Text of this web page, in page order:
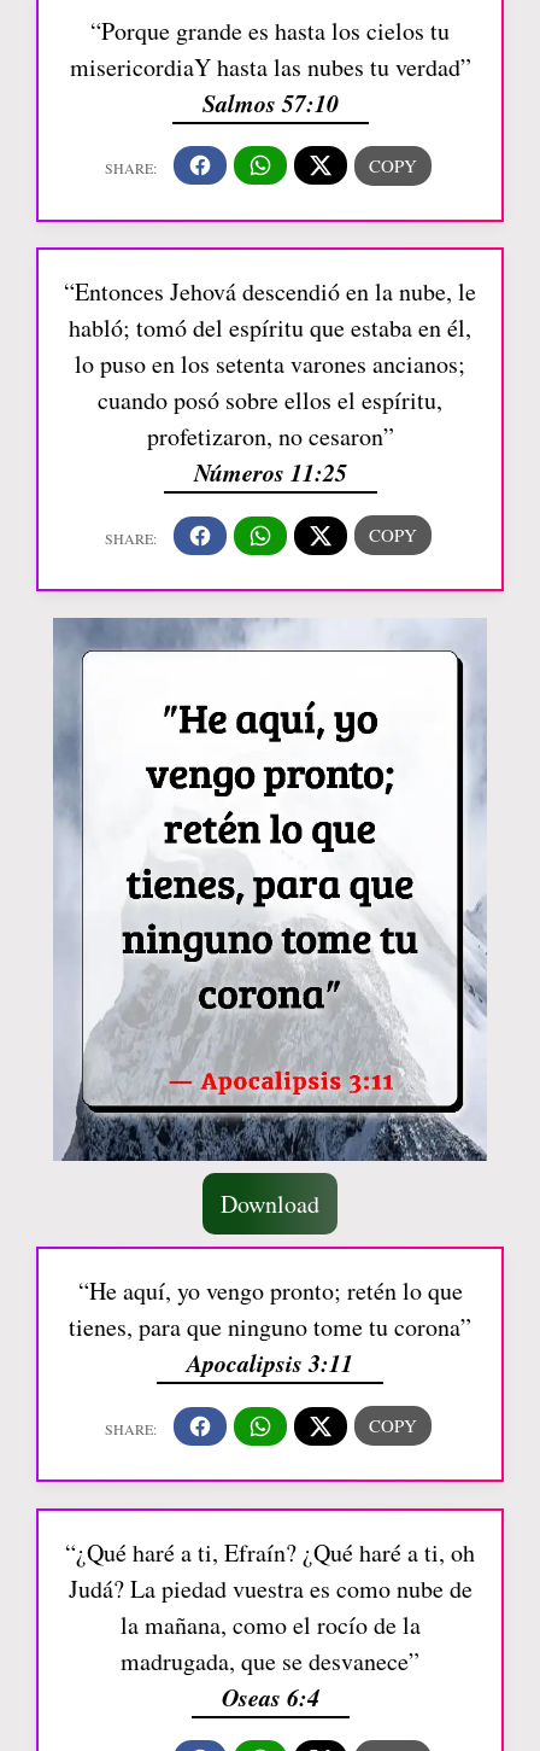
“Porque grande es hasta los cielos tu
misericordiaY hasta las nubes tu verdad”
Salmos 57:10
“Entonces Jehová descendió en la nube, le
habló; tomó del espíritu que estaba en él,
lo puso en los setenta varones ancianos;
cuando posó sobre ellos el espíritu,
profetizaron, no cesaron”
Números 11:25
Download
“He aquí, yo vengo pronto; retén lo que
tienes, para que ninguno tome tu corona”
Apocalipsis 3:11
“¿Qué haré a ti, Efraín? ¿Qué haré a ti, oh
Judá? La piedad vuestra es como nube de
la mañana, como el rocío de la
madrugada, que se desvanece”
Oseas 6:4